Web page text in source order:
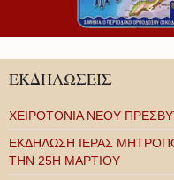
ΕΚΔΗΛΩΣΕΙΣ
ΧΕΙΡΟΤΟΝΙΑ ΝΕΟΥ
ΕΚΔΗΛΩΣΗ ΙΕΡΑΣ
ΤΗΝ 25Η ΜΑΡΤΙΟΥ